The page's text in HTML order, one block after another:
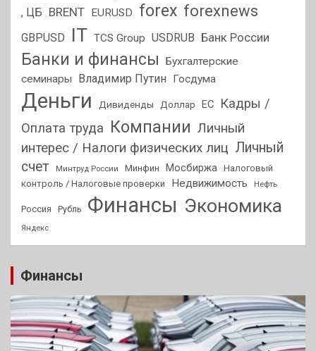
, ЦБ BRENT EURUSD forex forexnews
GBPUSD IT TCS Group USDRUB Банк России
Банки и финансы
Бухгалтерские
семинары
Владимир Путин Госдума
Деньги Дивиденды Доллар ЕС
Кадры /
Оплата труда Компании Личный
интерес / Налоги физических лиц Личный
счет
Минтруд России Минфин Мосбиржа
Налоговый
контроль / Налоговые проверки
Недвижимость Нефть
Россия Рубль Финансы Экономика
Яндекс
Финансы